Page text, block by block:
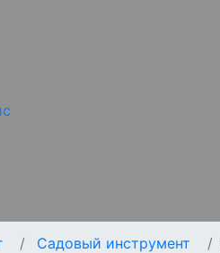
Садовый инструмент